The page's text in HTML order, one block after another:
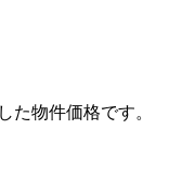
物件価格です。